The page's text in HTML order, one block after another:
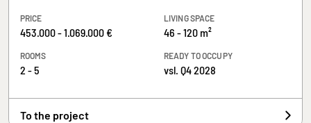
PRICE
453.000 - 1.069.000 €
LIVING SPACE
46 - 120 m²
ROOMS
2 - 5
READY TO OCCUPY
vsl. Q4 2028
To the project